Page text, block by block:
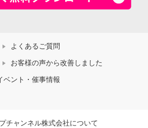
よくあるご質問
お客様の声から改善しました
ベント・催事情報
チャンネル株式会社について